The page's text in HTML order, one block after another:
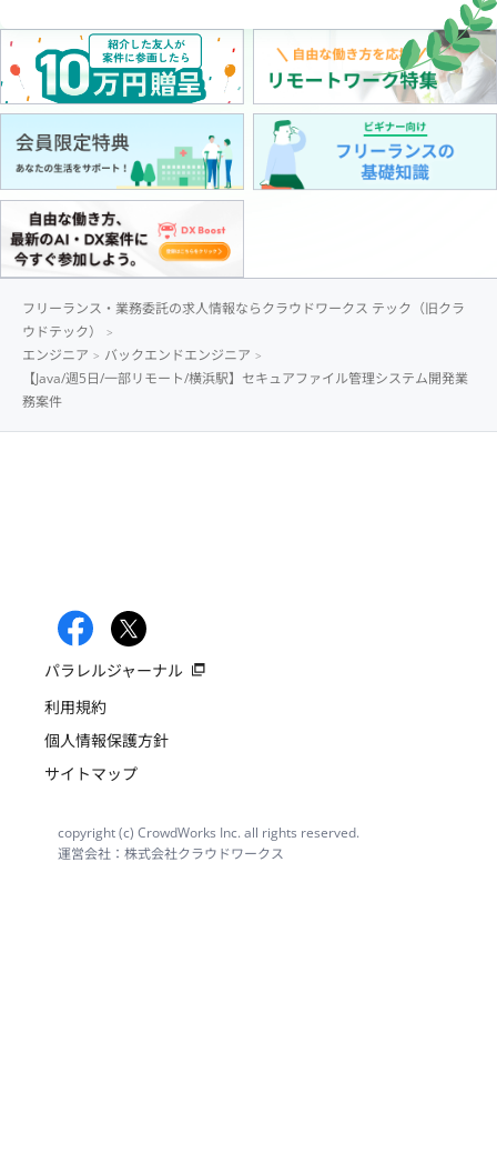
フリーランス・業務委託の求人情報ならクラウドワークス テック（旧クラ
ウドテック）
エンジニア
バックエンドエンジニア
【Java/週5日/一部リモート/横浜駅】セキュアファイル管理システム開発業
務案件
パラレルジャーナル
利用規約
個人情報保護方針
サイトマップ
copyright (c) CrowdWorks Inc. all rights reserved.
運営会社：株式会社クラウドワークス